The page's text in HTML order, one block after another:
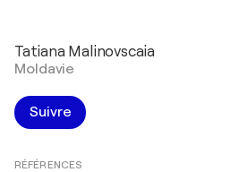
Tatiana Malinovscaia
Moldavie
Suivre
RÉFÉRENCES